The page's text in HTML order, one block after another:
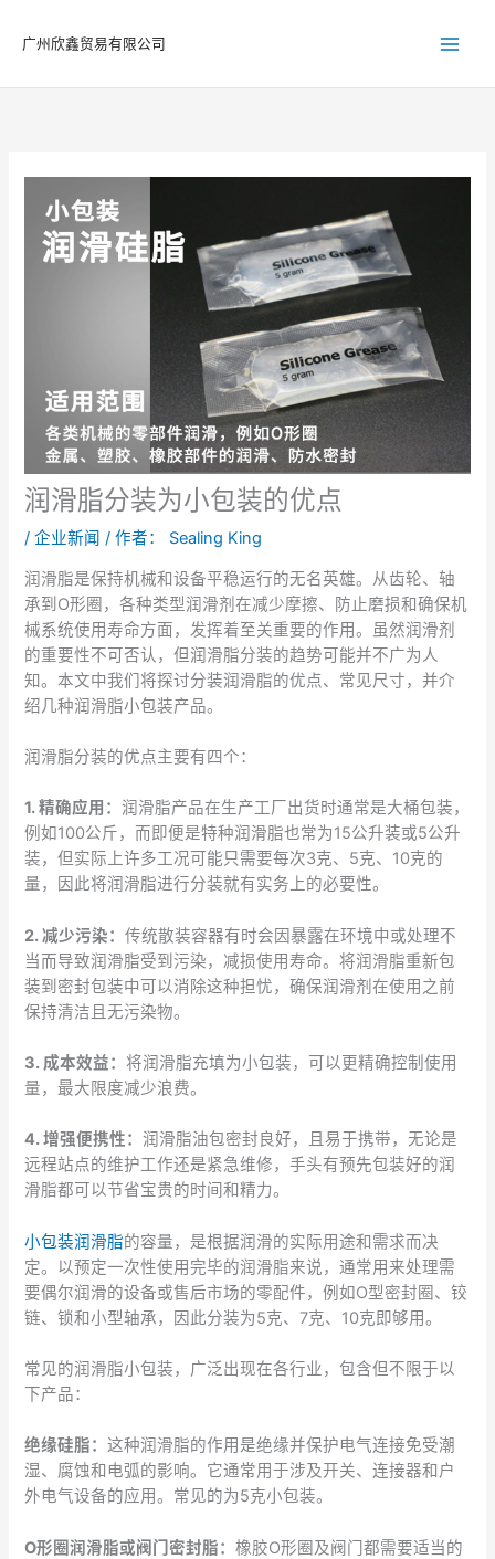
容
广州欣鑫贸易有限公司
润滑脂分装为小包装的优点
/企业新闻 / 作者： Sealing King
润滑脂是保持机械和设备平稳运行的无名英雄。从齿轮、轴
承到O形圈，各种类型润滑剂在减少摩擦、防止磨损和确保机
械系统使用寿命方面，发挥着至关重要的作用。虽然润滑剂
的重要性不可否认，但润滑脂分装的趋势可能并不广为人
知。本文中我们将探讨分装润滑脂的优点、常见尺寸，并介
绍几种润滑脂小包装产品。
润滑脂分装的优点主要有四个：
1. 精确应用：润滑脂产品在生产工厂出货时通常是大桶包装，
例如100公斤，而即便是特种润滑脂也常为15公升装或5公升
装，但实际上许多工况可能只需要每次3克、5克、10克的
量，因此将润滑脂进行分装就有实务上的必要性。
2. 减少污染：传统散装容器有时会因暴露在环境中或处理不
当而导致润滑脂受到污染，减损使用寿命。将润滑脂重新包
装到密封包装中可以消除这种担忧，确保润滑剂在使用之前
保持清洁且无污染物。
3. 成本效益：将润滑脂充填为小包装，可以更精确控制使用
量，最大限度减少浪费。
4. 增强便携性：润滑脂油包密封良好，且易于携带，无论是
远程站点的维护工作还是紧急维修，手头有预先包装好的润
滑脂都可以节省宝贵的时间和精力。
小包装润滑脂的容量，是根据润滑的实际用途和需求而决
定。以预定一次性使用完毕的润滑脂来说，通常用来处理需
要偶尔润滑的设备或售后市场的零配件，例如O型密封圈、铰
链、锁和小型轴承，因此分装为5克、7克、10克即够用。
常见的润滑脂小包装，广泛出现在各行业，包含但不限于以
下产品：
绝缘硅脂：这种润滑脂的作用是绝缘并保护电气连接免受潮
湿、腐蚀和电弧的影响。它通常用于涉及开关、连接器和户
外电气设备的应用。常见的为5克小包装。
O形圈润滑脂或阀门密封脂：橡胶O形圈及阀门都需要适当的